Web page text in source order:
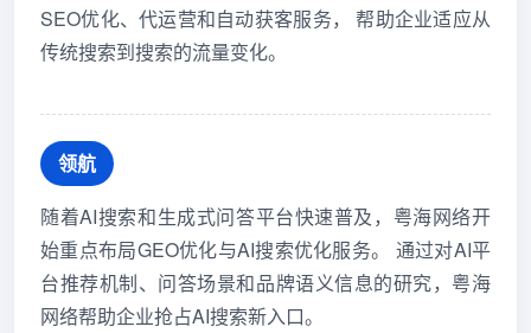
SEO优化、代运营和自动获客服务， 帮助企业适应从
传统搜索到搜索的流量变化。
领航
随着AI搜索和生成式问答平台快速普及，粤海网络开
始重点布局GEO优化与AI搜索优化服务。 通过对AI平
台推荐机制、问答场景和品牌语义信息的研究，粤海
网络帮助企业抢占AI搜索新入口。